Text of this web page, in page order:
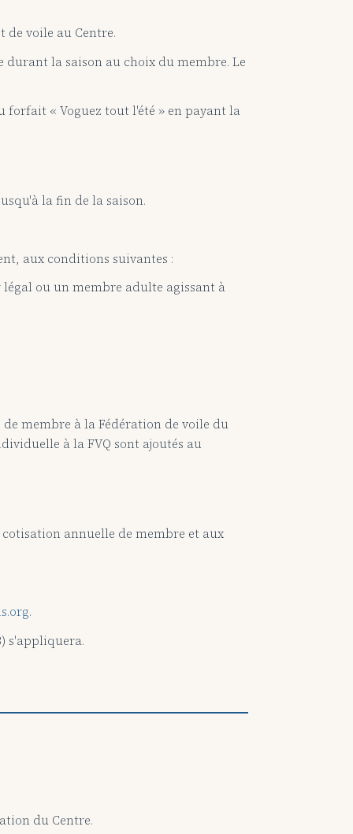
voile au Centre.
la saison au choix du membre. Le
forfait « Voguez tout l'été » en payant la
la fin de la saison.
aux conditions suivantes :
ou un membre adulte agissant à
membre à la Fédération de voile du
à la FVQ sont ajoutés au
cotisation annuelle de membre et aux
.
s'appliquera.
du Centre.